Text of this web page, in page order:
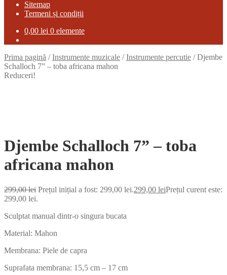
Sitemap
Termeni și condiții
0,00 lei 0 elemente
Prima pagină /Instrumente muzicale /Instrumente percutie /Djembe
Schalloch 7” – toba africana mahon
Reduceri!
Djembe Schalloch 7” – toba
africana mahon
299,00lei Prețul inițial a fost: 299,00 lei.299,00 leiPrețul curent este:
299,00 lei.
Sculptat manual dintr-o singura bucata
Material: Mahon
Membrana: Piele de capra
Suprafata membrana: 15,5 cm – 17 cm